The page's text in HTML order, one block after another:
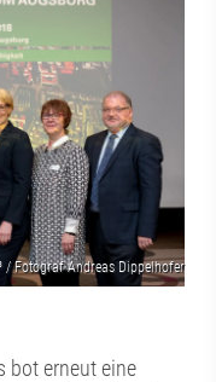
bot erneut eine